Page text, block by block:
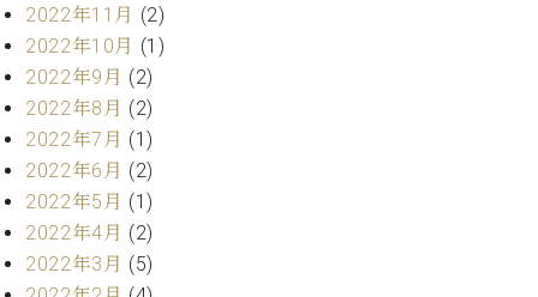
タ
イ
ン
デ
ジ
タ
ル)
ン
ト
情
報
八
子
工
房
ブ
ロ
2022年11月 (2)
2022年10月 (1)
2022年9月 (2)
2022年8月 (2)
2022年7月 (1)
2022年6月 (2)
2022年5月 (1)
2022年4月 (2)
2022年3月 (5)